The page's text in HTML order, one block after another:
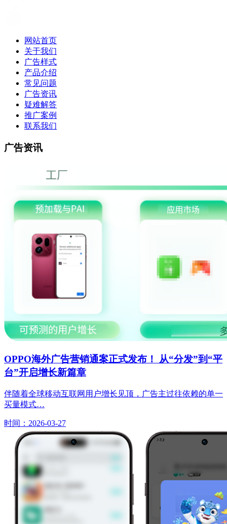
网站首页
关于我们
广告样式
产品介绍
常见问题
广告资讯
疑难解答
推广案例
联系我们
广告资讯
广告资讯|OPPO广告投放
OPPO海外广告营销通案正式发布！ 从“分发”到“平
台”开启增长新篇章
伴随着全球移动互联网用户增长见顶，广告主过往依赖的单一
买量模式…
时间：2026-03-27